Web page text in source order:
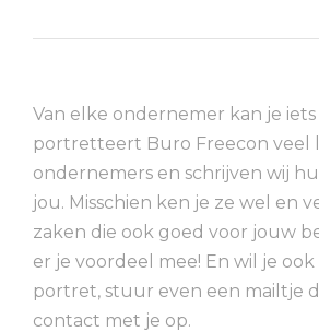
Van elke ondernemer kan je
portretteert Buro Freecon veel
ondernemers en schrijven wij
jou. Misschien ken je ze wel en
zaken die ook goed voor jouw
er je voordeel mee! En wil je
portret, stuur even een mailtje
contact met je op.